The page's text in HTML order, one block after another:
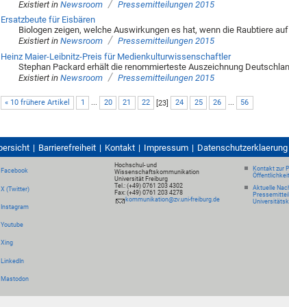
Existiert in Newsroom / Pressemitteilungen 2015
Ersatzbeute für Eisbären
Biologen zeigen, welche Auswirkungen es hat, wenn die Raubtiere
Existiert in Newsroom / Pressemitteilungen 2015
Heinz Maier-Leibnitz-Preis für Medienkulturwissenschaftler
Stephan Packard erhält die renommierteste Auszeichnung
Existiert in Newsroom / Pressemitteilungen 2015
« 10 frühere Artikel 1 ... 20 21 22 [23] 24 25 26 ... 56
Barrierefreiheit Kontakt Impressum Datenschutzerklaerung
Facebook
X (Twitter)
Instagram
Youtube
Xing
LinkedIn
Mastodon
Hochschul- und
Wissenschaftskommunikation
Universität Freiburg
Tel.: (+49) 0761 203 4302
Fax: (+49) 0761 203 4278
kommunikation@zv.uni-freiburg.de
Kontakt zur
Aktuelle